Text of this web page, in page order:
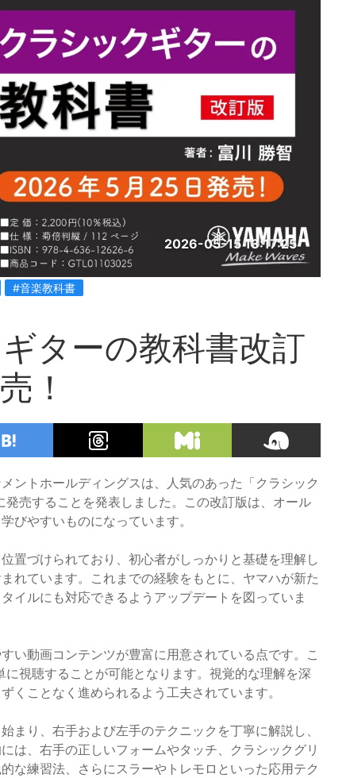
2026-05-15 13:17:25
#音楽教科書
ターの教科書改訂
！
ントホールディングスは、人気のあった「クラシック
売することを発表しました。この改訂版は、オール
びやすいものになっています。
置づけられており、初心者がしっかりと基礎を理解し
れています。これまでの経験をもとに、ヤマハが新た
イルにも対応できるようアップデートを図っていま
い動画コンテンツが豊富に用意されている点です。こ
視聴することが可能となります。視覚的な理解を深
くことなく進められるよう工夫されています。
まり、右手および左手のテクニックを丁寧に解説し、
は、右手の正しいフォームやタッチ、クラシックグリ
な練習法、さらにスラーやトレモロといった応用テク